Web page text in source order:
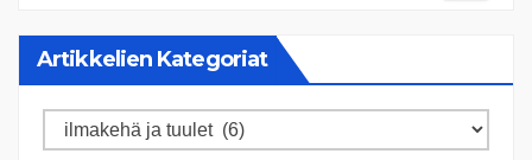
Artikkelien Kategoriat
Artikkelien